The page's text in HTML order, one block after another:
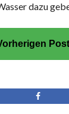
dazu
Post